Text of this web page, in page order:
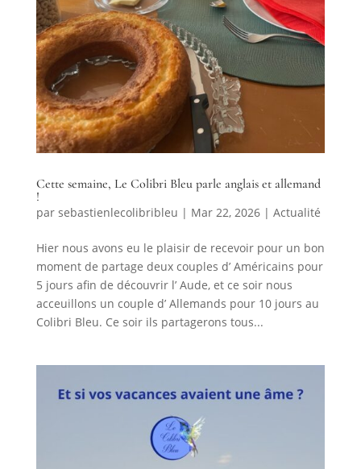
Cette semaine, Le Colibri Bleu parle anglais et allemand
!
par sebastienlecolibribleu | Mar 22, 2026| Actualité
Hier nous avons eu le plaisir de recevoir pour un bon
moment de partage deux couples d’ Américains pour
5 jours afin de découvrir l’ Aude, et ce soir nous
acceuillons un couple d’ Allemands pour 10 jours au
Colibri Bleu. Ce soir ils partagerons tous...